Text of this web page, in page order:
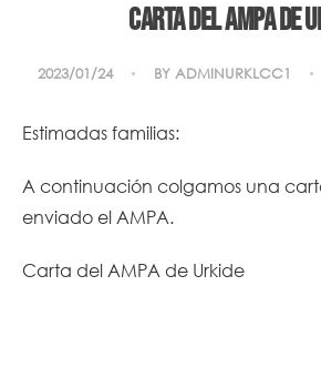
Carta del AMPA de
2023/01/24 BY ADMINURKLCC1
Estimadas familias:
A continuación colgamos una
enviado el AMPA.
Carta del AMPA de Urkide